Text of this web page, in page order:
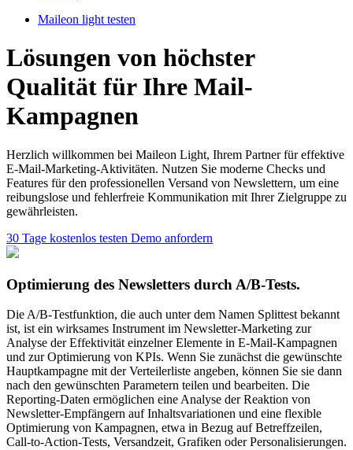
Maileon light testen
Lösungen von höchster
Qualität für Ihre Mail-
Kampagnen
Herzlich willkommen bei Maileon Light, Ihrem Partnerfüreffektive
E-Mail-Marketing-Aktivitäten. Nutzen Sie moderne Checks und
Features fürden professionellen Versand von Newslettern, um eine
reibungslose und fehlerfreie Kommunikation mit Ihrer Zielgruppe zu
gewährleisten.
30 Tage kostenlos testen Demo anfordern
Optimierung des Newsletters durch A/B-Tests.
Die A/B-Testfunktion, die auch unterdem Namen Splittest bekannt
ist, ist ein wirksames Instrument im Newsletter-Marketing zur
Analyse derEffektivität einzelnerElemente in E-Mail-Kampagnen
und zurOptimierung von KPIs. Wenn Sie zunächst die gewünschte
Hauptkampagne mit derVerteilerliste angeben, können Sie sie dann
nach den gewünschten Parametern teilen und bearbeiten. Die
Reporting-Daten ermöglichen eine Analyse derReaktion von
Newsletter-Empfängern aufInhaltsvariationen und eine flexible
Optimierung von Kampagnen, etwa in Bezug aufBetreffzeilen,
Call-to-Action-Tests, Versandzeit, Grafiken oderPersonalisierungen.